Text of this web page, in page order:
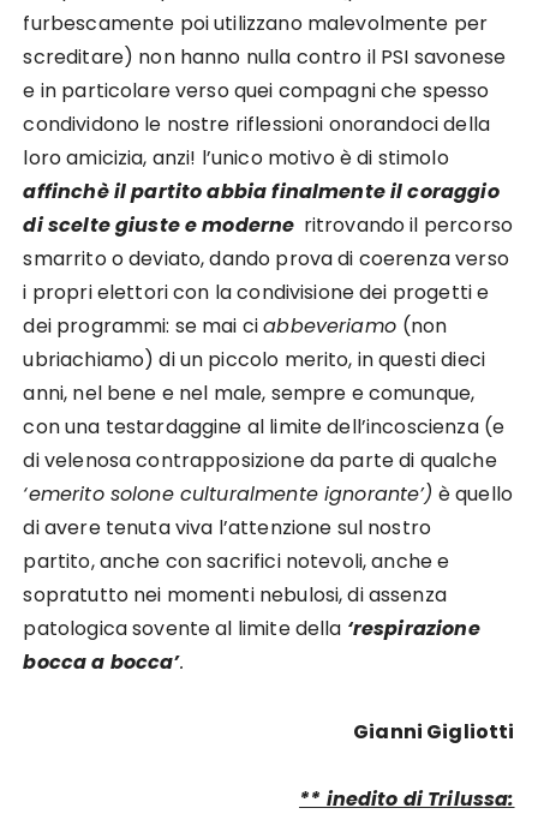
furbescamente poi utilizzano malevolmente per
screditare) non hanno nulla contro il PSI savonese
e in particolare verso quei compagni che spesso
condividono le nostre riflessioni onorandoci della
loro amicizia, anzi! l’unico motivo è di stimolo
affinchè il partito abbia finalmente il coraggio
di scelte giuste e moderne ritrovando il percorso
smarrito o deviato, dando prova di coerenza verso
i propri elettori con la condivisione dei progetti e
dei programmi: se mai ciabbeveriamo (non
ubriachiamo) di un piccolo merito, in questi dieci
anni, nel bene e nel male, sempre e comunque,
con una testardaggine al limite dell’incoscienza (e
di velenosa contrapposizione da parte di qualche
‘emerito solone culturalmente ignorante’) è quello
di avere tenuta viva l’attenzione sul nostro
partito, anche con sacrifici notevoli, anche e
sopratutto nei momenti nebulosi, di assenza
patologica sovente al limite della ‘respirazione
bocca a bocca’.
Gianni Gigliotti
** inedito di Trilussa: